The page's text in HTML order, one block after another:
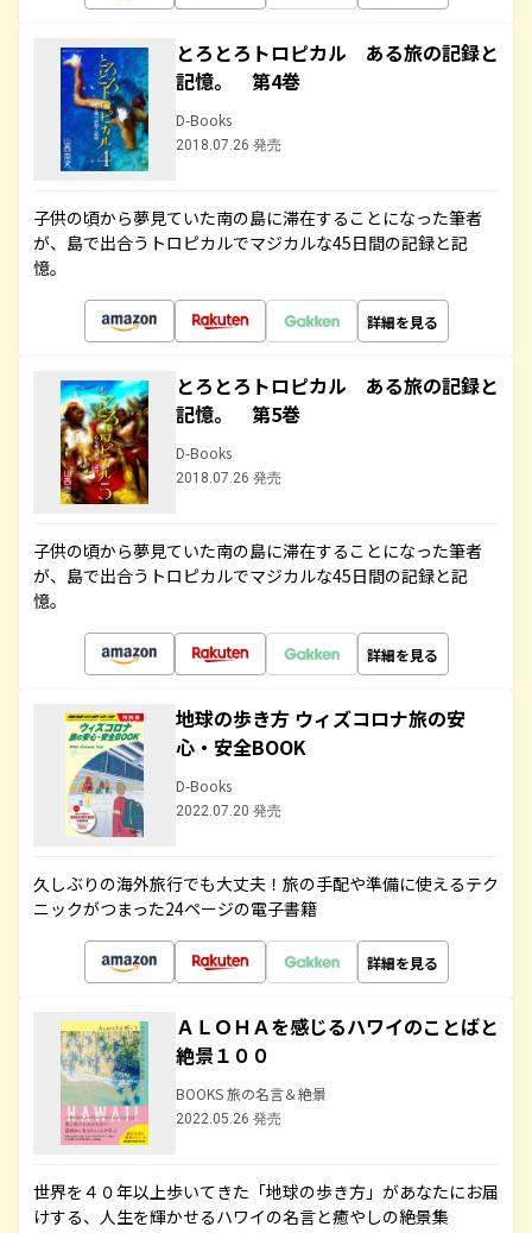
とろとろトロピカル ある旅の記録と
記憶。 第4巻
D-Books
2018.07.26 発売
子供の頃から夢見ていた南の島に滞在することになった筆者
が、島で出合うトロピカルでマジカルな45日間の記録と記
憶。
詳細を見る
とろとろトロピカル ある旅の記録と
記憶。 第5巻
D-Books
2018.07.26 発売
子供の頃から夢見ていた南の島に滞在することになった筆者
が、島で出合うトロピカルでマジカルな45日間の記録と記
憶。
詳細を見る
地球の歩き方 ウィズコロナ旅の安
心・安全BOOK
D-Books
2022.07.20 発売
久しぶりの海外旅行でも大丈夫！旅の手配や準備に使えるテク
ニックがつまった24ページの電子書籍
詳細を見る
ＡＬＯＨＡを感じるハワイのことばと
絶景１００
BOOKS 旅の名言＆絶景
2022.05.26 発売
世界を４０年以上歩いてきた「地球の歩き方」があなたにお届
けする、人生を輝かせるハワイの名言と癒やしの絶景集